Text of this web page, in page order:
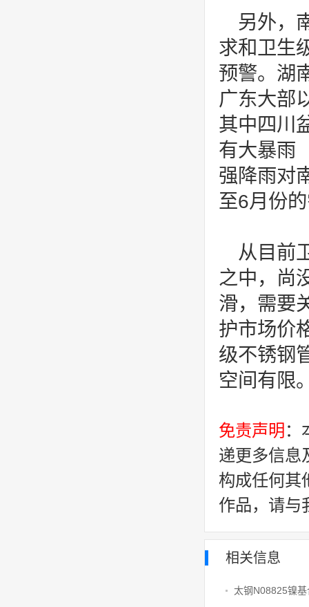
另外，
求和卫生
预警。湖
广东大部
其中四川
有大暴雨
强降雨对
至6月份
从目前
之中，尚
滑，需要
护市场价
级不锈钢
空间有限
免责声明 ：
递更多信息
构成任何其
作品，请与
相关信息
太钢N08825镍